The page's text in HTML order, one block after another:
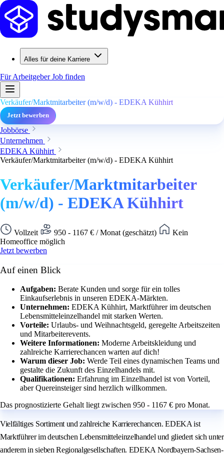
Alles für deine Karriere
Für ArbeitgeberJob finden
Verkäufer/Marktmitarbeiter (m/w/d) - EDEKA Kühhirt
Jetzt bewerben
Jobbörse
Unternehmen
EDEKA Kühhirt
Verkäufer/Marktmitarbeiter (m/w/d) - EDEKA Kühhirt
Verkäufer/Marktmitarbeiter
(m/w/d) - EDEKA Kühhirt
Vollzeit 950 - 1167 € / Monat (geschätzt)
Kein
Homeoffice möglich
Jetzt bewerben
Auf einen Blick
Aufgaben: Berate Kunden und sorge für ein tolles
Einkaufserlebnis in unseren EDEKA-Märkten.
Unternehmen: EDEKA Kühhirt, Marktführer im deutschen
Lebensmitteleinzelhandel mit starken Werten.
Vorteile: Urlaubs- und Weihnachtsgeld, geregelte Arbeitszeiten
und Mitarbeiterevents.
Weitere Informationen: Moderne Arbeitskleidung und
zahlreiche Karrierechancen warten auf dich!
Warum dieser Job: Werde Teil eines dynamischen Teams und
gestalte die Zukunft des Einzelhandels mit.
Qualifikationen: Erfahrung im Einzelhandel ist von Vorteil,
aber Quereinsteiger sind herzlich willkommen.
Das prognostizierte Gehalt liegt zwischen 950 - 1167 € pro Monat.
Vielfältiges Sortiment und zahlreiche Karrierechancen. EDEKA ist
Marktführer im deutschen Lebensmitteleinzelhandel und gliedert sich unter
anderem in sieben Regionalgesellschaften. EDEKA Nordbayern-Sachsen-